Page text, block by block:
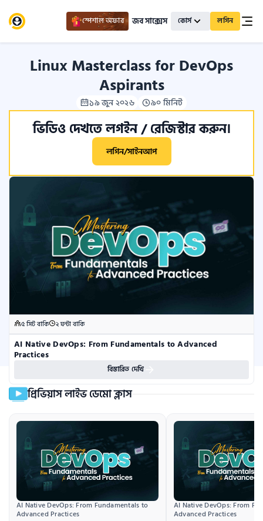
স্পেশাল অফার জব সাক্সেস কোর্স লগিন
Linux Masterclass for DevOps
Aspirants
১৯ জুন ২০২৬ ৯০ মিনিট
ভিডিও দেখতে লগইন / রেজিস্টার করুন।
লগিন/সাইনআপ
৫ সিট বাকি ২ ঘন্টা বাকি
AI Native DevOps: From Fundamentals to Advanced
Practices
বিস্তারিত দেখি
প্রিভিয়াস লাইভ ডেমো ক্লাস
AI Native DevOps: From Fundamentals to
Advanced Practices
AI Native DevOps: From
Advanced Practices